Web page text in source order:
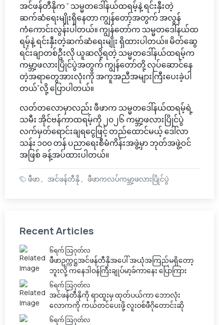
အင်ဖန်တီနိုက “ သမ္မတဒေါ်နယ်ထရမ့်နဲ့ ရင်းနှီးတဲ့
ဆက်ဆံရေးမျိုးရှိနေတာ ကျွန်တော့်အတွက် အလွန်
ကံကောင်းလွန်းပါတယ်။ ကျွန်တော်က သမ္မတဒေါ်နယ်ထ
ရမ့်နဲ့ ရင်းနှီးတဲ့ဆက်ဆံရေးမျိုး ရှိထားပါတယ်။ မိတ်ဆွေ
ရင်းချာတစ်ဦးလို ယူဆလို့ရတဲ့ သမ္မတဒေါ်နယ်ထရမ့်က
ကမ္ဘာ့ဖလားပြိုင်ပွဲအတွက် ကျွန်တော်တို့ လုပ်ဆောင်နေ
တဲ့အရာတွေအားလုံးကို အကူအညီအများကြီးပေးခဲ့ပါ
တယ်”လို့ ပြောပါတယ်။
လတ်တလောမှာလည်း ဖီဖာက သမ္မတဒေါ်နယ်ထရမ့်ရဲ့
သမီး အိုင်ဗန်ကာထရမ့်ကို ၂၀၂၆ ကမ္ဘာ့ဖလားပြိုင်ပွဲ
လက်မှတ်ရောင်းချရငွေဖြင့် တည်ထောင်မယ့် ဒေါ်လာ
သန်း ၁၀၀ တန် ပညာရေးစီမံကိန်းအဖွဲ့မှာ ဘုတ်အဖွဲ့ဝင်
အဖြစ် ခန့်အပ်ထားပါတယ်။
ဖီဖာ အင်ဖန်တီနို ဖီဖာကလပ်ကမ္ဘာ့ဖလားပြိုင်ပွဲ
Recent Articles
၆ရက် သြဂုတ်လ
ဖီဖာဥက္ကဋ္ဌအင်ဖန်တီနိုအပေါ် အယုံအကြည်မရှိတော့
ဘူးလို့ ကနေဒါဝန်ကြီးချုပ်မာ့ခ်ကာနေး ပြောကြား
၆ရက် သြဂုတ်လ
အင်ဖန်တီနိုကို ရာထူးမှ ထုတ်ပယ်ကာ ဘောလုံး
လောကကို ကယ်တင်ပေးဖို့ လူးဝစ်ဖီဂိုတောင်းဆို
၆ရက် သြဂုတ်လ